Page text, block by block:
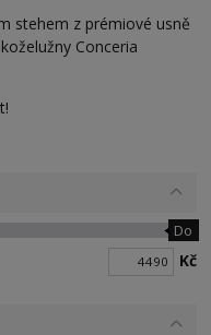
stehem z prémiové usně
Conceria
Do
Kč